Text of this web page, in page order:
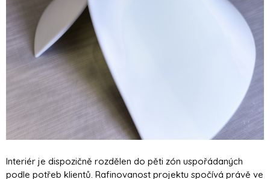
Interiér je dispozičně rozdělen do pěti zón uspořádaných
podle potřeb klientů. Rafinovanost projektu spočívá právě ve